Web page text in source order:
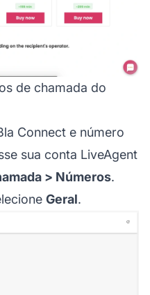
de chamada do
Connect e número
sua conta LiveAgent
> Números.
Geral.